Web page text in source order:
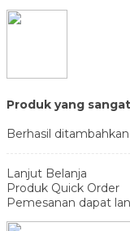
Produk yang
Berhasil
Lanjut Belanja
Produk Quick Order
Pemesanan dapat